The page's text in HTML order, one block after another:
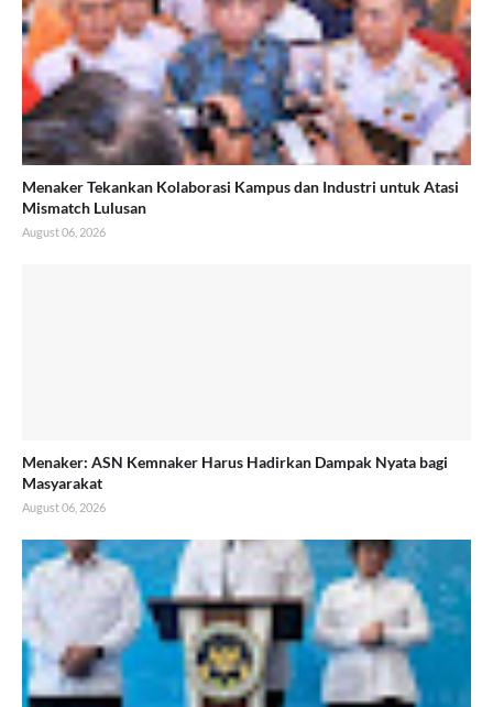
Menaker Tekankan Kolaborasi Kampus dan Industri untuk Atasi
Mismatch Lulusan
August 06, 2026
Menaker: ASN Kemnaker Harus Hadirkan Dampak Nyata bagi
Masyarakat
August 06, 2026